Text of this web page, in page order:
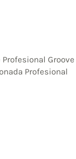
Groove
Profesional